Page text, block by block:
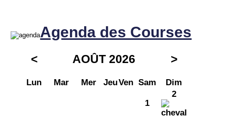
Agenda des Courses
< AOÛT 2026 >
Lun Mar Mer JeuVen Sam Dim
1
2